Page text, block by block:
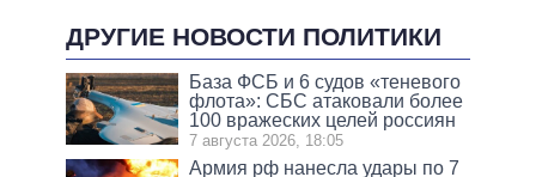
ДРУГИЕ НОВОСТИ ПОЛИТИКИ
База ФСБ и 6 судов «теневого
флота»: СБС атаковали более
100 вражеских целей россиян
7 августа 2026, 18:05
Армия рф нанесла удары по 7